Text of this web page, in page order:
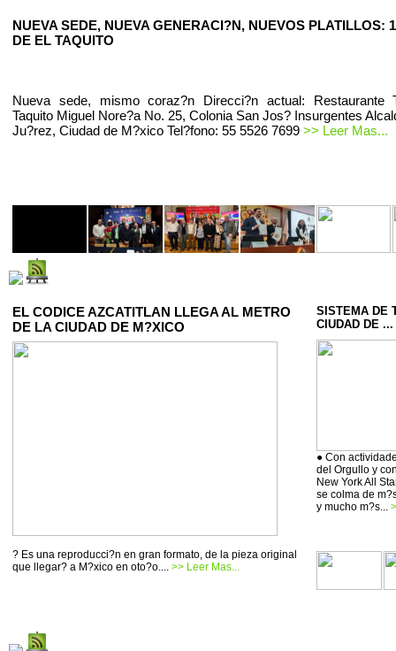
NUEVA SEDE, NUEVA GENERACI?N, NUEVOS PLATILLOS:
DE EL TAQUITO
Nueva sede, mismo coraz?n Direcci?n actual: Restaurante
Taquito Miguel Nore?a No. 25, Colonia San Jos? Insurgentes
Ju?rez, Ciudad de M?xico Tel?fono: 55 5526 7699 >> Leer Mas...
EL CODICE AZCATITLAN LLEGA AL METRO
DE LA CIUDAD DE M?XICO
? Es una reproducci?n en gran formato, de la pieza original
que llegar? a M?xico en oto?o.... >> Leer Mas...
SISTEMA DE
CIUDAD DE ...
● Con
del Orgullo y
New York All
se colma de
y mucho m?s...